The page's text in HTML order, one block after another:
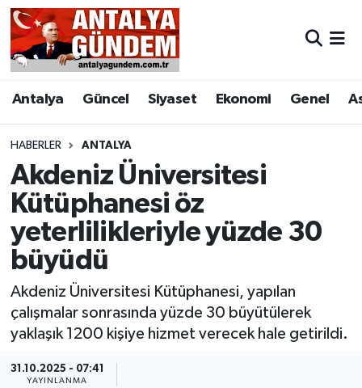
Antalya Güncel Siyaset Ekonomi Genel
HABERLER ANTALYA
Akdeniz Üniversitesi
Kütüphanesi öz
yeterlilikleriyle yüzde 30
büyüdü
Akdeniz Üniversitesi Kütüphanesi, yapılan
çalışmalar sonrasında yüzde 30 büyütülerek
yaklaşık 1200 kişiye hizmet verecek hale getirildi.
31.10.2025 - 07:41
YAYINLANMA
Antalya
Asayiş
Bilim & Teknoloji
Bölge
EĞİTİM
Ekonomi
Genel
Antalya Nöbetçi Eczaneler
Antalya Hava Durumu
Antalya Namaz Vakitleri
Antalya Trafik Yoğunluk Haritası
Süper Lig Puan Durumu ve Fikstür
Tüm Manşetler
Son Dakika Haberleri